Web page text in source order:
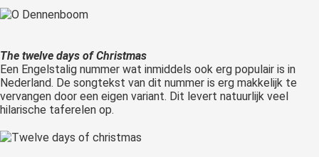
The twelve days of Christmas
Een Engelstalig nummer wat inmiddels ook erg populair is in
Nederland. De songtekst van dit nummer is erg makkelijk te
vervangen door een eigen variant. Dit levert natuurlijk veel
hilarische taferelen op.